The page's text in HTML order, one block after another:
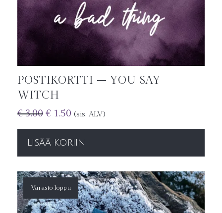
POSTIKORTTI – YOU SAY
WITCH
€3.00 € 1.50 (sis. ALV)
LISÄÄ KORIIN